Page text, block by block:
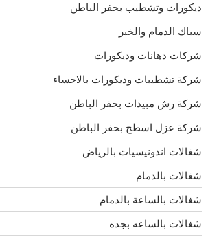
ديكورات وتشطيب بحفر الباطن
سباك الدمام والخبر
شركات دهانات وديكورات
شركة تشطيبات وديكورات بالاحساء
شركة رش مبيدات بحفر الباطن
شركة عزل اسطح بحفر الباطن
شغالات اندونيسيات بالرياض
شغالات بالدمام
شغالات بالساعة بالدمام
شغالات بالساعه بجده